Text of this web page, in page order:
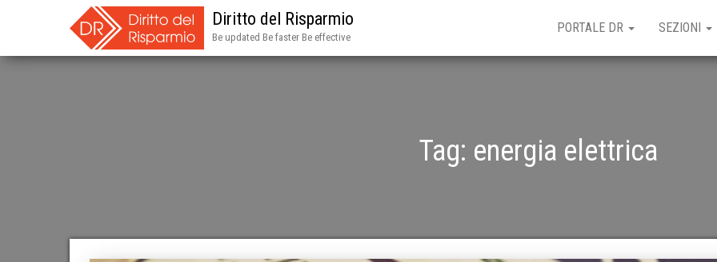
Diritto del Risparmio
Be updated Be faster Be effective
PORTALE DR SEZIONI
Tag: energia elettrica